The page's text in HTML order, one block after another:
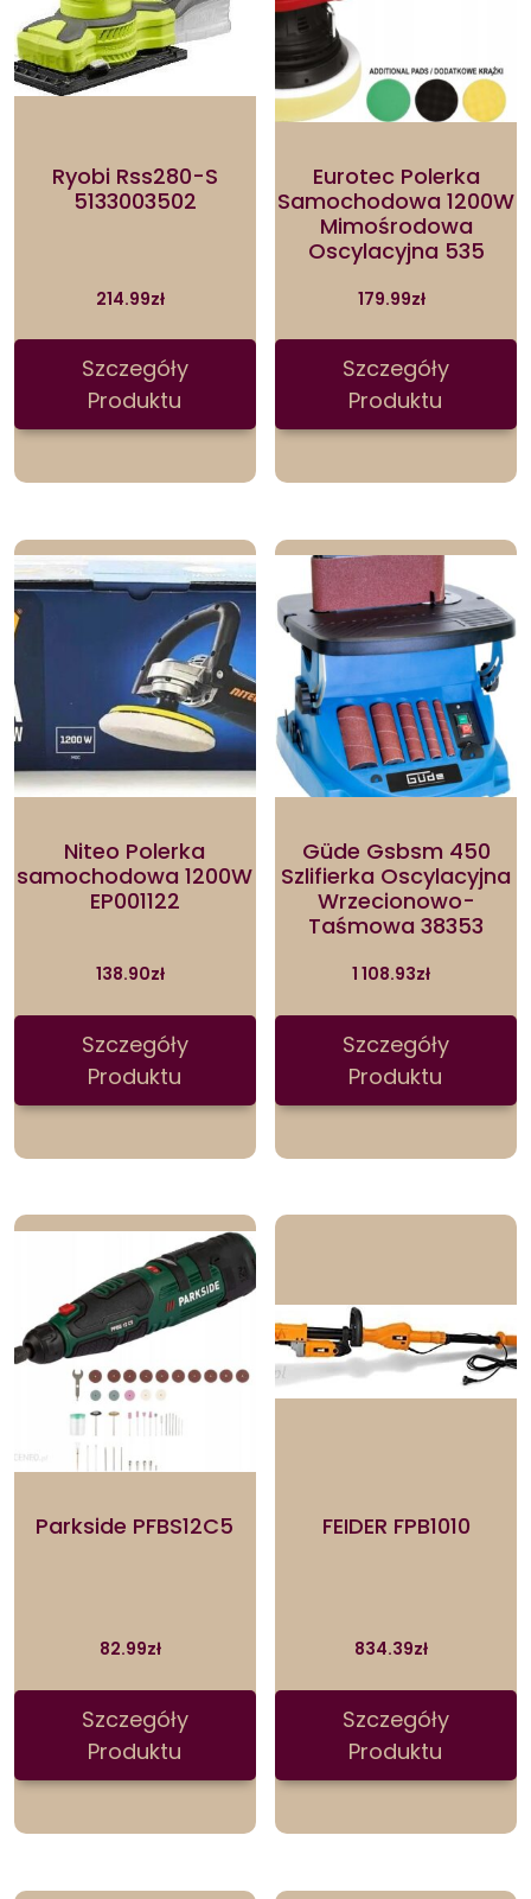
Ryobi Rss280-S
5133003502
214.99zł
Szczegóły
Produktu
Eurotec Polerka
Samochodowa 1200W
Mimośrodowa
Oscylacyjna 535
179.99zł
Szczegóły
Produktu
Niteo Polerka
samochodowa 1200W
EP001122
138.90zł
Szczegóły
Produktu
Güde Gsbsm 450
Szlifierka Oscylacyjna
Wrzecionowo-
Taśmowa 38353
1 108.93zł
Szczegóły
Produktu
Parkside PFBS12C5
82.99zł
Szczegóły
Produktu
FEIDER FPB1010
834.39zł
Szczegóły
Produktu